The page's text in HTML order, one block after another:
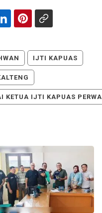
IJTI KAPUAS
KETUA IJTI KAPUAS